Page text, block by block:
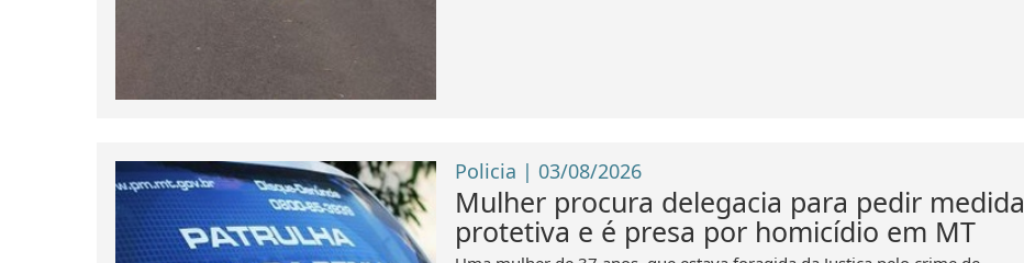
Policia | 03/08/2026
Mulher procura delegacia para pedir medida
protetiva e é presa por homicídio em MT